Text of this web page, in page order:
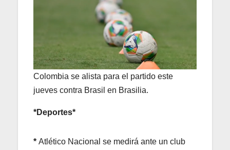
Colombia se alista para el partido este
jueves contra Brasil en Brasilia.
*Deportes*
* Atlético Nacional se medirá ante un club